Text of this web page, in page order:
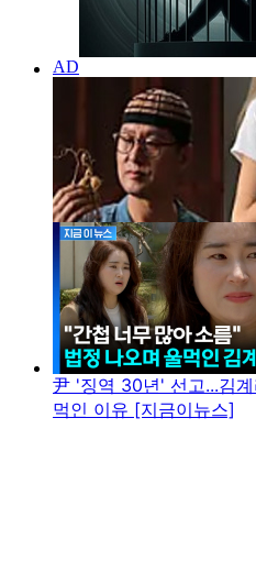
尹 '징역 30년' 선고...김
먹인 이유 [지금이뉴스]